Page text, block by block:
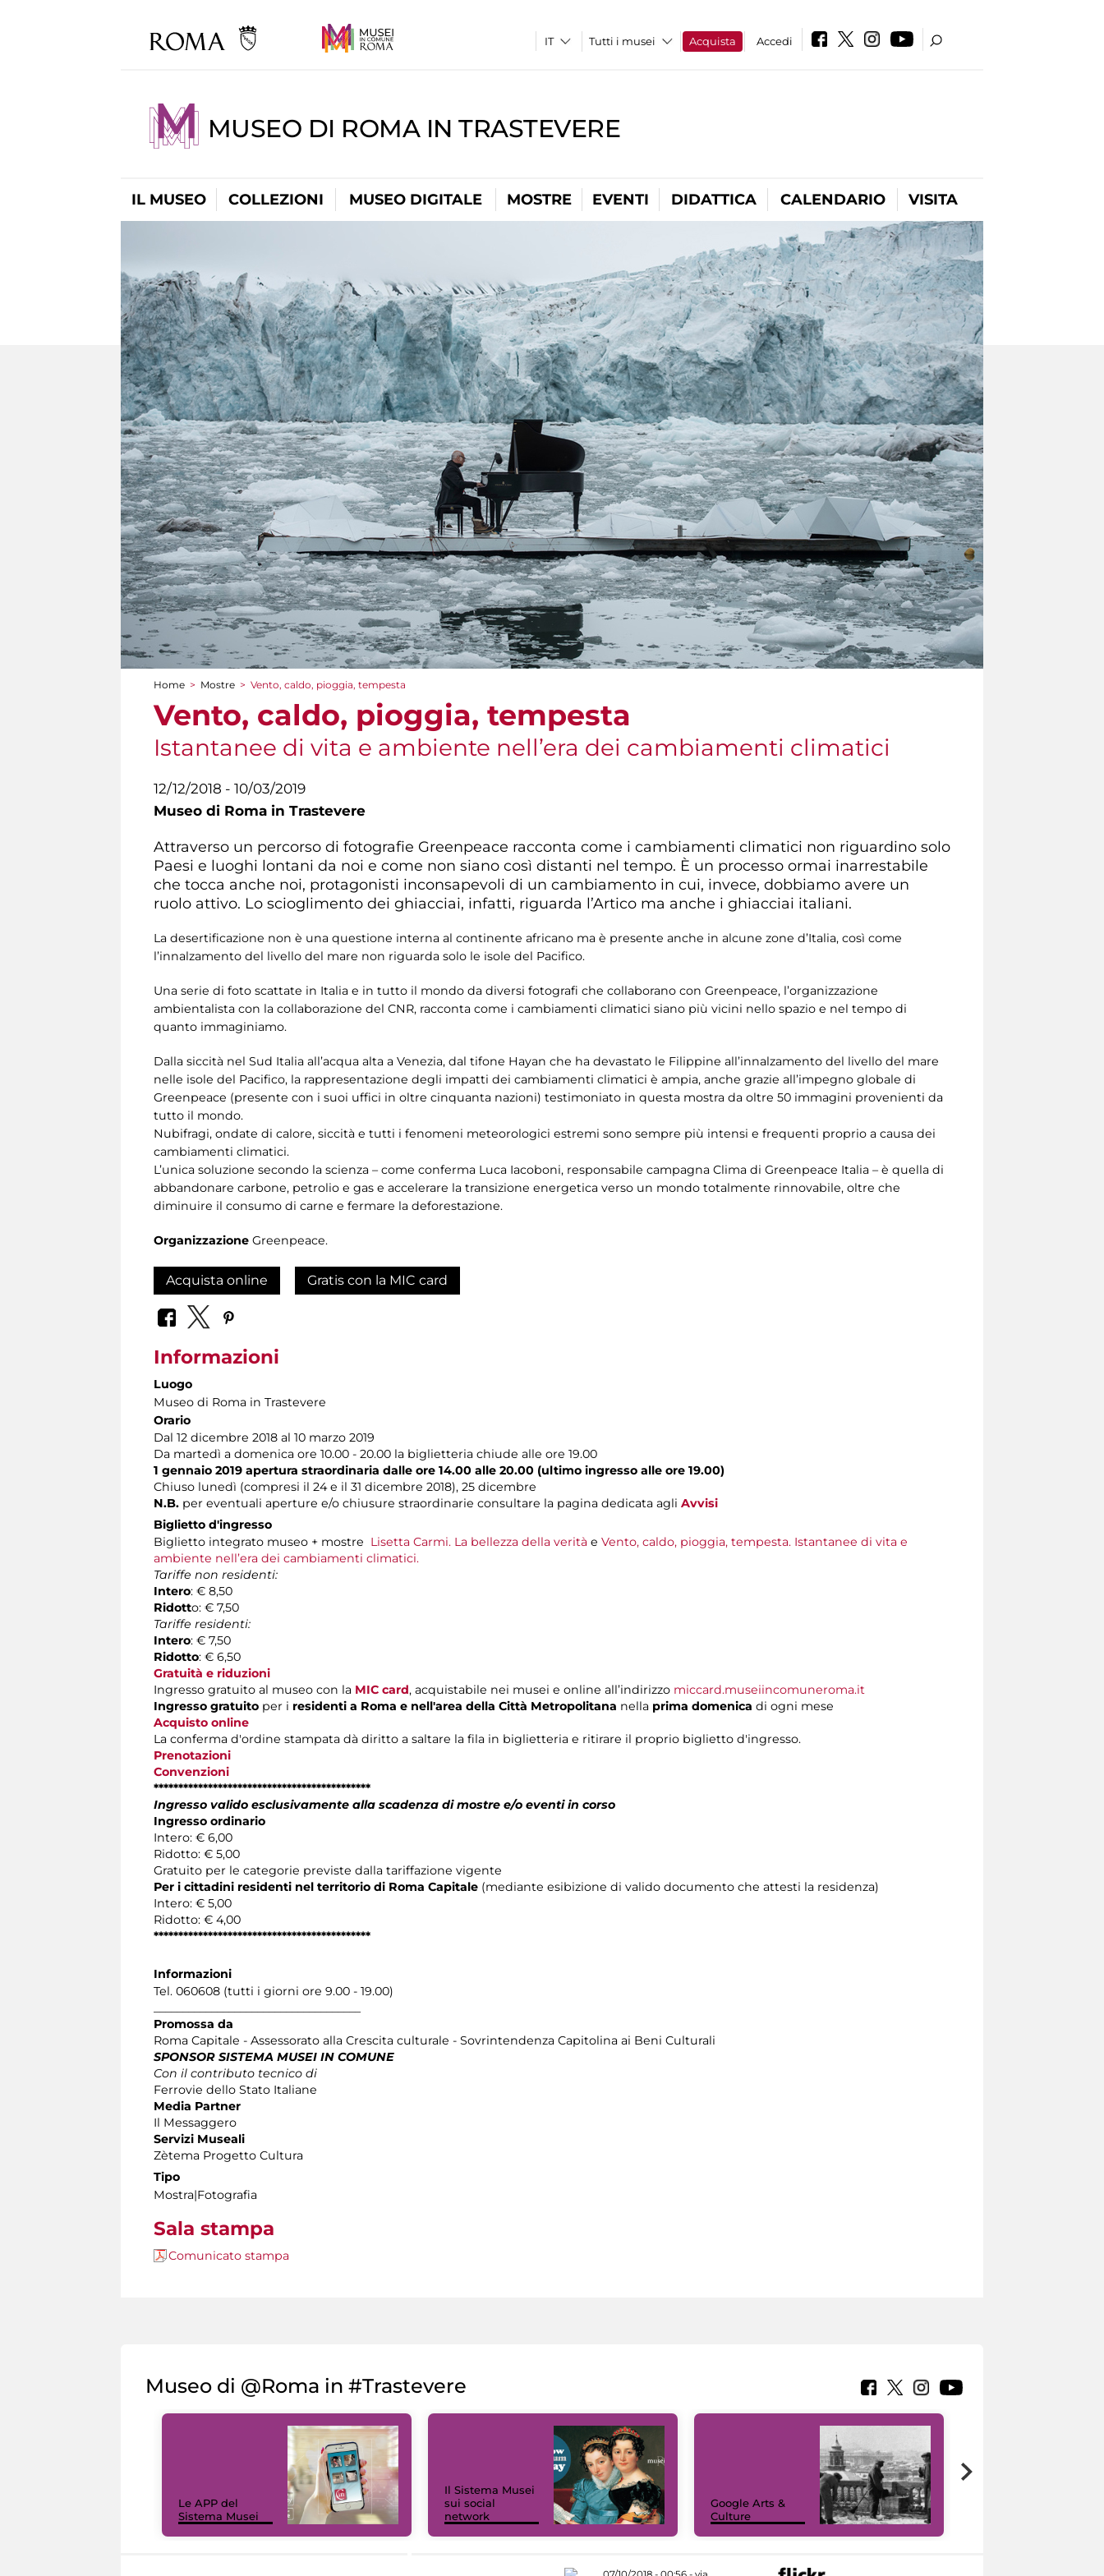
Tutti i musei Acquista Accedi
MUSEO DI ROMA IN TRASTEVERE
IL MUSEO COLLEZIONI MUSEO DIGITALE MOSTRE EVENTI DIDATTICA CALENDARIO VISITA
Tu sei qui
Home > Mostre > Vento, caldo, pioggia, tempesta
Vento, caldo, pioggia, tempesta
Istantanee di vita e ambiente nell’era dei cambiamenti climatici
12/12/2018 - 10/03/2019
Museo di Roma in Trastevere
Attraverso un percorso di fotografie Greenpeace racconta come i cambiamenti climatici non riguardino solo
Paesi e luoghi lontani da noi e come non siano così distanti nel tempo. È un processo ormai inarrestabile
che tocca anche noi, protagonisti inconsapevoli di un cambiamento in cui, invece, dobbiamo avere un
ruolo attivo. Lo scioglimento dei ghiacciai, infatti, riguarda l’Artico ma anche i ghiacciai italiani.
La desertificazione non è una questione interna al continente africano ma è presente anche in alcune zone d’Italia, così come
l’innalzamento del livello del mare non riguarda solo le isole del Pacifico.
Una serie di foto scattate in Italia e in tutto il mondo da diversi fotografi che collaborano con Greenpeace, l’organizzazione
ambientalista con la collaborazione del CNR, racconta come i cambiamenti climatici siano più vicini nello spazio e nel tempo di
quanto immaginiamo.
Dalla siccità nel Sud Italia all’acqua alta a Venezia, dal tifone Hayan che ha devastato le Filippine all’innalzamento del livello del mare
nelle isole del Pacifico, la rappresentazione degli impatti dei cambiamenti climatici è ampia, anche grazie all’impegno globale di
Greenpeace (presente con i suoi uffici in oltre cinquanta nazioni) testimoniato in questa mostra da oltre 50 immagini provenienti da
tutto il mondo.
Nubifragi, ondate di calore, siccità e tutti i fenomeni meteorologici estremi sono sempre più intensi e frequenti proprio a causa dei
cambiamenti climatici.
L’unica soluzione secondo la scienza – come conferma Luca Iacoboni, responsabile campagna Clima di Greenpeace Italia – è quella di
abbandonare carbone, petrolio e gas e accelerare la transizione energetica verso un mondo totalmente rinnovabile, oltre che
diminuire il consumo di carne e fermare la deforestazione.
Organizzazione Greenpeace.
Acquista online Gratis con la MIC card
Informazioni
Luogo
Museo di Roma in Trastevere
Orario
Dal 12 dicembre 2018 al 10 marzo 2019
Da martedì a domenica ore 10.00 - 20.00 la biglietteria chiude alle ore 19.00
1 gennaio 2019 apertura straordinaria dalle ore 14.00 alle 20.00 (ultimo ingresso alle ore 19.00)
Chiuso lunedì (compresi il 24 e il 31 dicembre 2018), 25 dicembre
N.B. per eventuali aperture e/o chiusure straordinarie consultare la pagina dedicata agli Avvisi
Biglietto d'ingresso
Biglietto integrato museo + mostre Lisetta Carmi. La bellezza della verità e Vento, caldo, pioggia, tempesta. Istantanee di vita e
ambiente nell’era dei cambiamenti climatici.
Tariffe non residenti:
Intero: € 8,50
Ridotto: € 7,50
Tariffe residenti:
Intero: € 7,50
Ridotto: € 6,50
Gratuità e riduzioni
Ingresso gratuito al museo con la MIC card, acquistabile nei musei e online all’indirizzo miccard.museiincomuneroma.it
Ingresso gratuito per i residenti a Roma e nell'area della Città Metropolitana nella prima domenica di ogni mese
Acquisto online
La conferma d'ordine stampata dà diritto a saltare la fila in biglietteria e ritirare il proprio biglietto d'ingresso.
Prenotazioni
Convenzioni
********************************************
Ingresso valido esclusivamente alla scadenza di mostre e/o eventi in corso
Ingresso ordinario
Intero: € 6,00
Ridotto: € 5,00
Gratuito per le categorie previste dalla tariffazione vigente
Per i cittadini residenti nel territorio di Roma Capitale (mediante esibizione di valido documento che attesti la residenza)
Intero: € 5,00
Ridotto: € 4,00
********************************************
Informazioni
Tel. 060608 (tutti i giorni ore 9.00 - 19.00)
Promossa da
Roma Capitale - Assessorato alla Crescita culturale - Sovrintendenza Capitolina ai Beni Culturali
SPONSOR SISTEMA MUSEI IN COMUNE
Con il contributo tecnico di
Ferrovie dello Stato Italiane
Media Partner
Il Messaggero
Servizi Museali
Zètema Progetto Cultura
Tipo
Mostra|Fotografia
Sala stampa
Comunicato stampa
Museo di @Roma in #Trastevere
Le APP del
Sistema Musei
Il Sistema Musei
sui social
network
Google Arts &
Culture